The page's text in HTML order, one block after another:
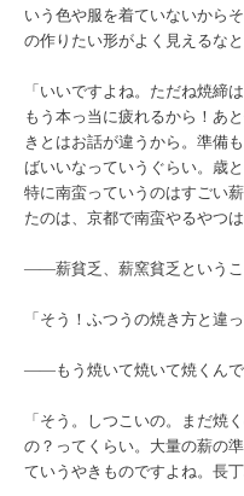
いう色や服を着ていないから
の作りたい形がよく見えるなと
「いいですよね。ただね焼締
もう本っ当に疲れるから！あ
きとはお話が違うから。準備
ばいいなっていうぐらい。歳
特に南蛮っていうのはすごい
たのは、京都で南蛮やるやつ
――薪貧乏、薪窯貧乏というこ
「そう！ふつうの焼き方と違
――もう焼いて焼いて焼くんで
「そう。しつこいの。まだ焼
の？ってくらい。大量の薪の
ていうやきものですよね。長